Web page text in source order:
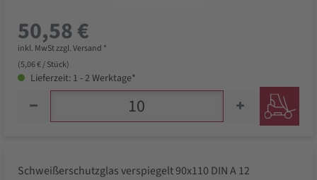
50,58 €
inkl. MwSt zzgl. Versand *
(5,06 € / Stück)
Lieferzeit: 1 - 2 Werktage*
Schweißerschutzglas verspiegelt 90x110 DIN A 12